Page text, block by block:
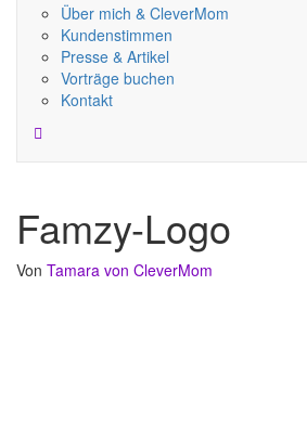
Über mich & CleverMom
Kundenstimmen
Presse & Artikel
Vorträge buchen
Kontakt
Famzy-Logo
Von Tamara von CleverMom